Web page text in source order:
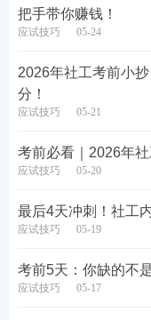
入群福利送【中级
情。扫二维码直接
营，快快扫码加入
把手带你赚钱！
应试技巧 05-24
2026年社工考前小
分！
应试技巧 05-21
考前必看｜2026年
应试技巧 05-20
最后4天冲刺！社工
应试技巧 05-19
考前5天：你缺的不
应试技巧 05-17